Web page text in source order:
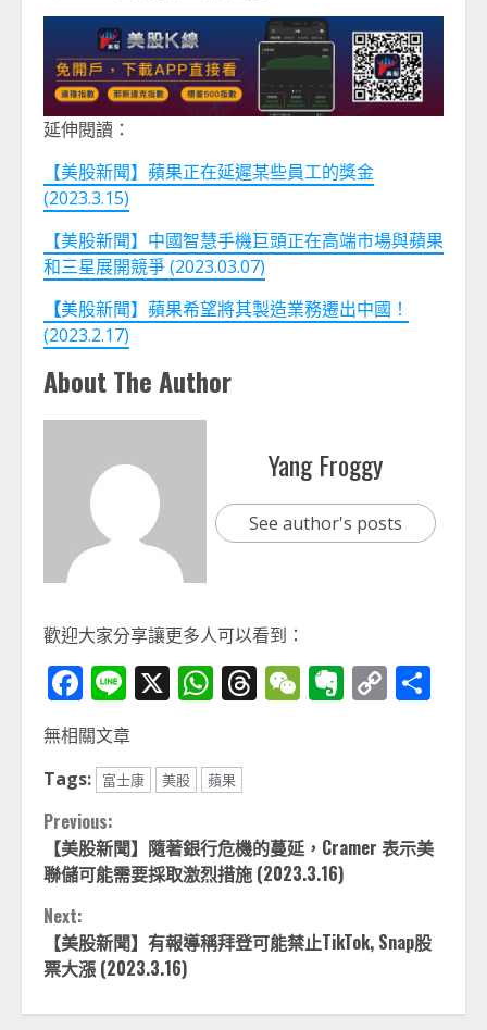
延伸閱讀：
【美股新聞】蘋果正在延遲某些員工的獎金
(2023.3.15)
【美股新聞】中國智慧手機巨頭正在高端市場與蘋果
和三星展開競爭 (2023.03.07)
【美股新聞】蘋果希望將其製造業務遷出中國！
(2023.2.17)
About The Author
Yang Froggy
See author's posts
歡迎大家分享讓更多人可以看到：
Facebook
Line
X WhatsApp
Threads
WeChat
Evernote
Copy
無相關文章
Tags:
富士康 美股 蘋果
Continue
Reading
Previous:
【美股新聞】隨著銀行危機的蔓延，Cramer 表示美
聯儲可能需要採取激烈措施 (2023.3.16)
Next:
【美股新聞】有報導稱拜登可能禁止TikTok, Snap股
票大漲 (2023.3.16)